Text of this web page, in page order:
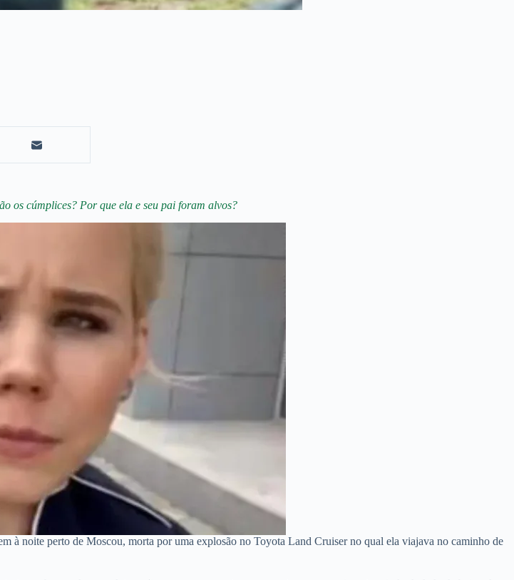
os cúmplices? Por que ela e seu pai foram alvos?
noite perto de Moscou, morta por uma explosão no Toyota Land Cruiser no qual ela viajava no caminho de